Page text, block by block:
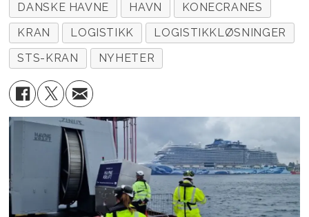
DANSKE HAVNE
HAVN
KONECRANES
KRAN
LOGISTIKK
LOGISTIKKLØSNINGER
STS-KRAN
NYHETER